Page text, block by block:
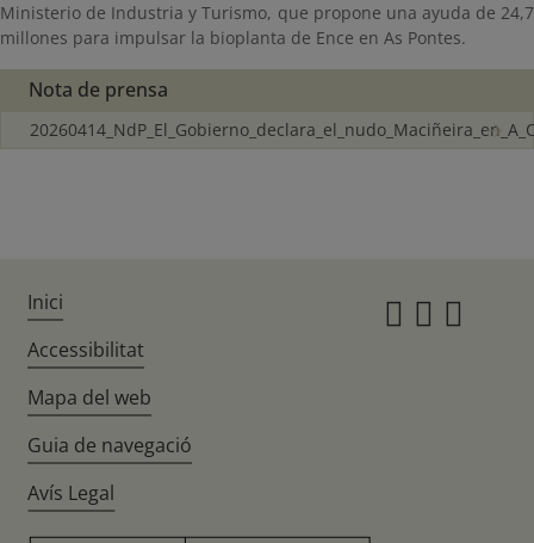
Ministerio de Industria y Turismo, que propone una ayuda de 24,7
millones para impulsar la bioplanta de Ence en As Pontes.
Nota de prensa
Inici
Accessibilitat
Mapa del web
Guia de navegació
Avís Legal